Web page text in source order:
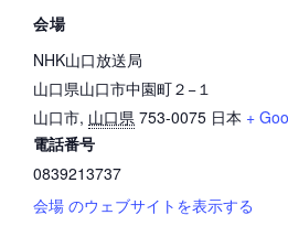
会場
NHK山口放送局
山口県山口市中園町２−１
山口市, 山口県 753-0075 日本 +
電話番号
0839213737
会場 のウェブサイトを表示する